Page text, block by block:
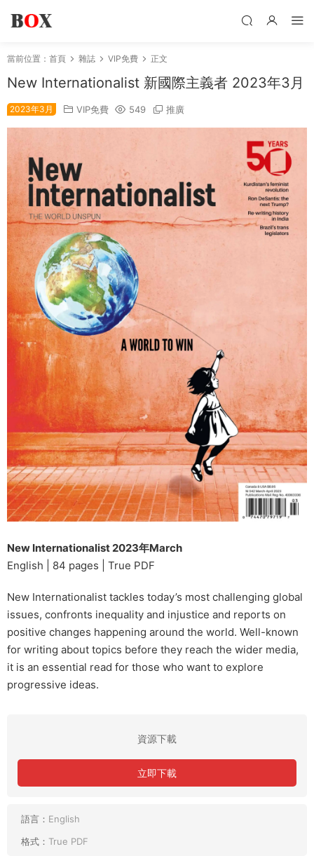
當前位置： 首頁 雜誌 VIP免費 正文
New Internationalist 新國際主義者 2023年3月
2023年3月 VIP免費 549 推廣
New Internationalist 2023年March
English | 84 pages | True PDF
New Internationalist tackles today’s most challenging global
issues, confronts inequality and injustice and reports on
positive changes happening around the world. Well-known
for writing about topics before they reach the wider media,
it is an essential read for those who want to explore
progressive ideas.
資源下載
立即下載
語言： English
格式： True PDF